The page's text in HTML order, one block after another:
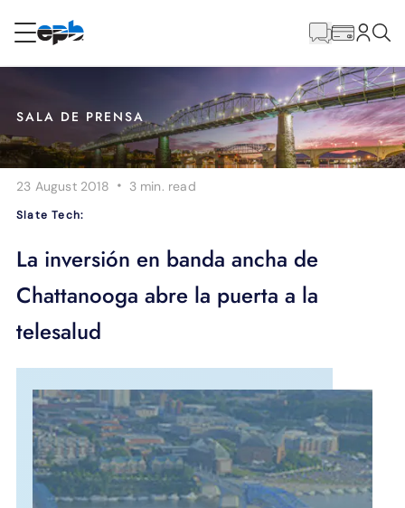
Internet
Energía
Televisión
Teléfono
APOYO
IDIOMA
principal
SALA DE PRENSA
23 August 2018 · 3 min. read
Slate Tech:
La inversión en banda ancha de
Chattanooga abre la puerta a la
telesalud